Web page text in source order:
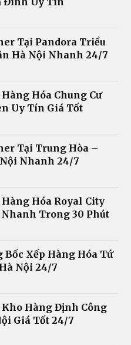
Tại Pandora Triều
Hà Nội Nhanh 24/7
Hóa Chung Cư
Uy Tín Giá Tốt
Tại Trung Hòa –
Nhanh 24/7
Hóa Royal City
Trong 30 Phút
Bốc Xếp Hàng Hóa Tứ
Nội 24/7
Kho Hàng Định Công
Giá Tốt 24/7